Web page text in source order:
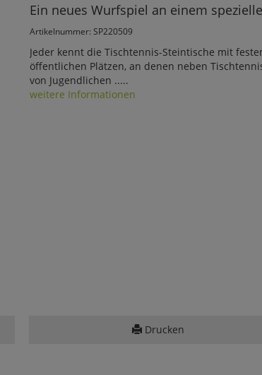
Ein neues Wurfspiel an einem
Artikelnummer: SP220509
Jeder kennt die Tischtennis-Steintische mit
öffentlichen Plätzen, an denen neben
von Jugendlichen .....
weitere Informationen
Drucken